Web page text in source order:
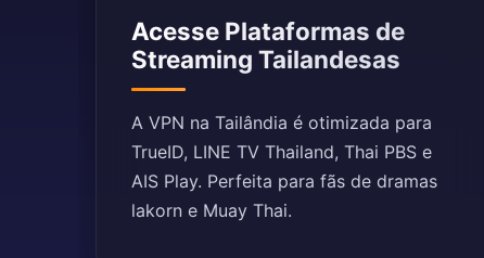
Acesse Plataformas de
Streaming Tailandesas
A VPN na Tailândia é otimizada para
TrueID, LINE TV Thailand, Thai PBS e
AIS Play. Perfeita para fãs de dramas
lakorn e Muay Thai.